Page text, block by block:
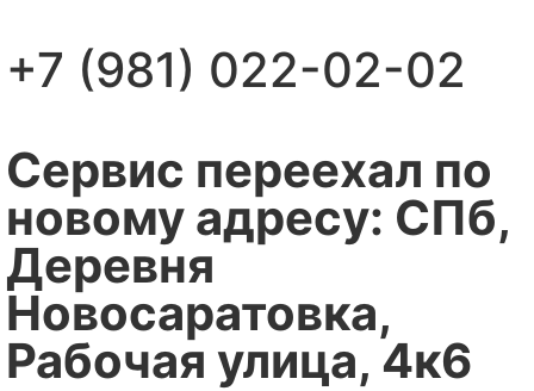
+7 (981) 022-02-02
Сервис переехал по
новому адресу: СПб,
Деревня
Новосаратовка,
Рабочая улица, 4к6